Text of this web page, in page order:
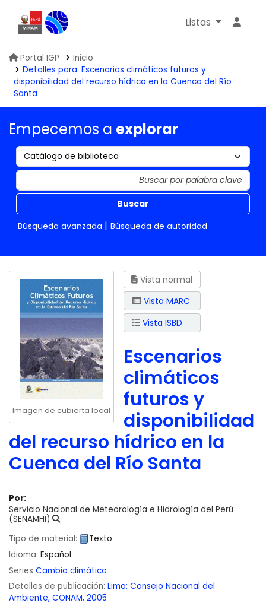
Biblioteca IGP
Listas
Portal IGP
Inicio
Detalles para: Escenarios climáticos futuros y
disponibilidad del recurso hídrico en la Cuenca del Río
Santa
Empecemos a explorar
Buscar
Búsqueda avanzada
Búsqueda de autoridad
Imagen de cubierta local
Vista normal
Vista MARC
Vista ISBD
Escenarios
climáticos
futuros y
disponibilidad
del recurso hídrico en la
Cuenca del Río Santa
Por:
Servicio Nacional de Meteorología e Hidrología del Perú
(SENAMHI)
Tipo de material:
Texto
Idioma: Español
Series Cambio climático
Detalles de publicación: Lima: Consejo Nacional del
Ambiente, CONAM, 2005